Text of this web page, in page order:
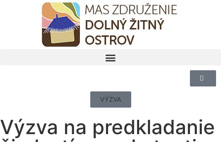
VÝZVA
Výzva na predkladanie